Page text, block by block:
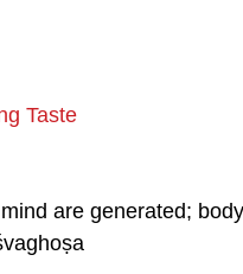
Taste
are generated;